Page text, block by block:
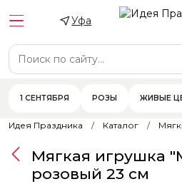
Уфа
1 СЕНТЯБРЯ РОЗЫ ЖИВЫЕ
Идея Праздника Каталог
Мягкая игрушка
розовый 23 см